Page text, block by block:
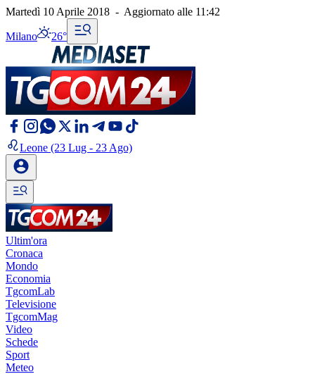
Martedì 10 Aprile 2018 - Aggiornato alle 11:42
Milano 26°
Leone (23 Lug - 23 Ago)
Ultim'ora
Cronaca
Mondo
Economia
TgcomLab
Televisione
TgcomMag
Video
Schede
Sport
Meteo